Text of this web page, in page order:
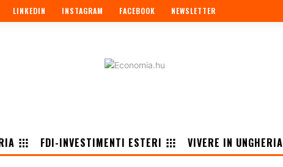
LINKEDIN INSTAGRAM FACEBOOK NEWSLETTER
FDI-INVESTIMENTI ESTERI VIVERE IN UNGHERIA